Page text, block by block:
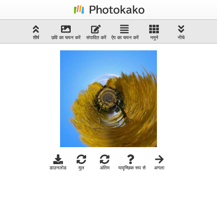
शीर्ष छवि का चयन करें संपादित करें ऐप का चयन करें नमूने नीचे
डाउनलोड मूल अंतिम यादृच्छिक रूप से अगला